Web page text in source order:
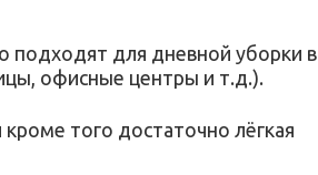
подходят для дневной уборки в
офисные центры и т.д.).
того достаточно лёгкая